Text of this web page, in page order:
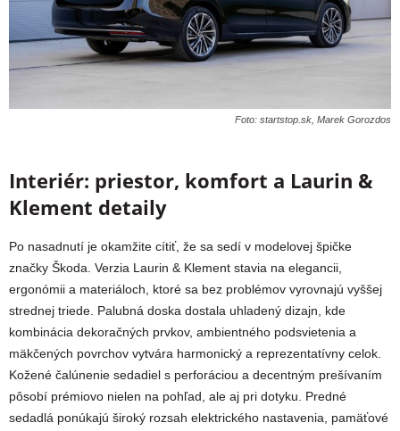
Foto: startstop.sk, Marek Gorozdos
Interiér: priestor, komfort a Laurin &
Klement detaily
Po nasadnutí je okamžite cítiť, že sa sedí v modelovej špičke
značky Škoda. Verzia Laurin & Klement stavia na elegancii,
ergonómii a materiáloch, ktoré sa bez problémov vyrovnajú vyššej
strednej triede. Palubná doska dostala uhladený dizajn, kde
kombinácia dekoračných prvkov, ambientného podsvietenia a
mäkčených povrchov vytvára harmonický a reprezentatívny celok.
Kožené čalúnenie sedadiel s perforáciou a decentným prešívaním
pôsobí prémiovo nielen na pohľad, ale aj pri dotyku. Predné
sedadlá ponúkajú široký rozsah elektrického nastavenia, pamäťové